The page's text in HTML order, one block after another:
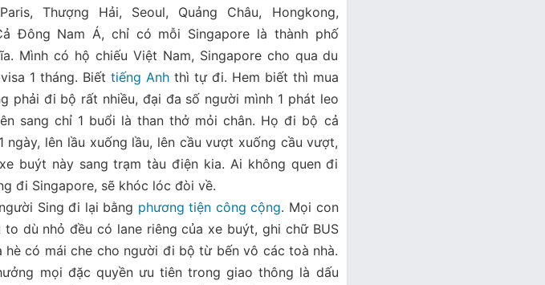
Thượng Hải, Seoul, Quảng Châu, Hongkong,
Đông Nam Á, chỉ có mỗi Singapore là thành phố
Mình có hộ chiếu Việt Nam, Singapore cho qua du
1 tháng. Biết tiếng Anhthì tự đi. Hem biết thì mua
phải đi bộ rất nhiều, đại đa số người mình 1 phát leo
sang chỉ 1 buổi là than thở mỏi chân. Họ đi bộ cả
ngày, lên lầu xuống lầu, lên cầu vượt xuống cầu vượt,
buýt này sang trạm tàu điện kia. Ai không quen đi
đi Singapore, sẽ khóc lóc đòi về.
Sing đi lại bằng phương tiện công cộng. Mọi con
to dù nhỏ đều có lane riêng của xe buýt, ghi chữ BUS
hè có mái che cho người đi bộ từ bến vô các toà nhà.
mọi đặc quyền ưu tiên trong giao thông là dấu